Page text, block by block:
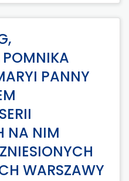
PANNY
NA NIM
WARSZAWY